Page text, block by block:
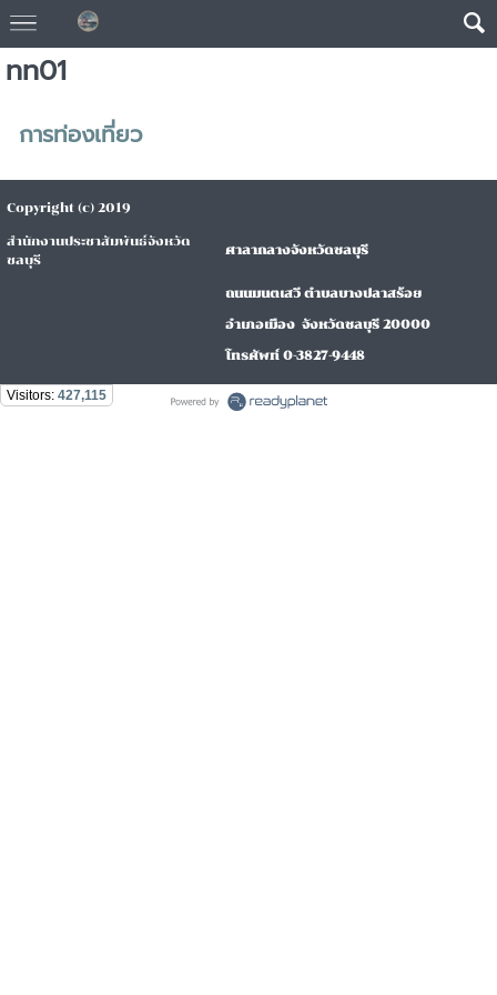
ทท01
การท่องเที่ยว
Copyright (c) 2019
สำนักงานประชาสัมพันธ์จังหวัด
ชลบุรี
ศาลากลางจังหวัดชลบุรี
ถนนมนตเสวี ตำบลบางปลาสร้อย
อำเภอเมือง จังหวัดชลบุรี 20000
โทรศัพท์ 0-3827-9448
Visitors: 427,115